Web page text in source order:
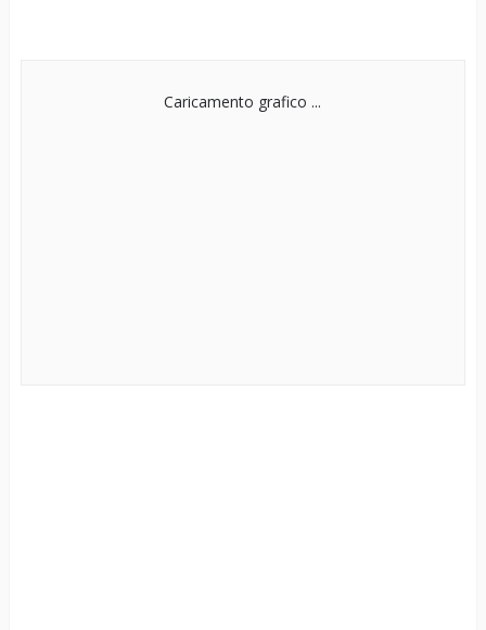
Caricamento grafico ...